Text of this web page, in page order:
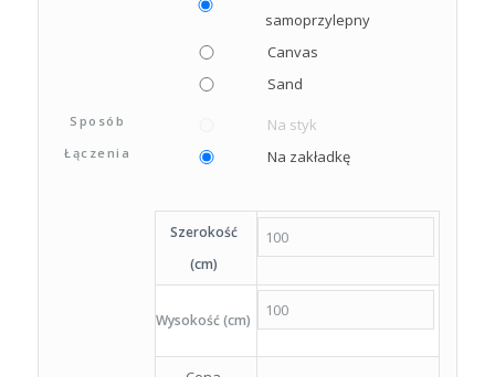
samoprzylepny
Canvas
Sand
Sposób
Łączenia
Na styk
Na zakładkę
Szerokość
(cm)
Wysokość (cm)